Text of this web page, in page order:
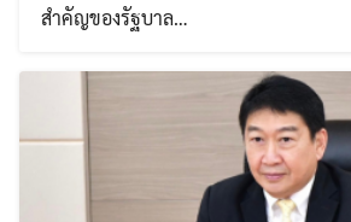
สำคัญของรัฐบาล…